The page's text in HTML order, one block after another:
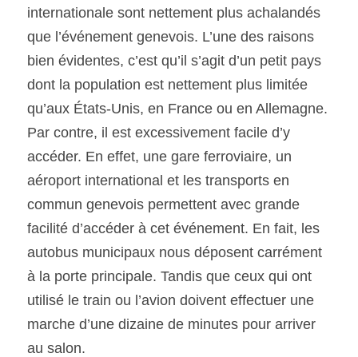
internationale sont nettement plus achalandés
que l’événement genevois. L’une des raisons
bien évidentes, c’est qu’il s’agit d’un petit pays
dont la population est nettement plus limitée
qu’aux États-Unis, en France ou en Allemagne.
Par contre, il est excessivement facile d’y
accéder. En effet, une gare ferroviaire, un
aéroport international et les transports en
commun genevois permettent avec grande
facilité d’accéder à cet événement. En fait, les
autobus municipaux nous déposent carrément
à la porte principale. Tandis que ceux qui ont
utilisé le train ou l’avion doivent effectuer une
marche d’une dizaine de minutes pour arriver
au salon.